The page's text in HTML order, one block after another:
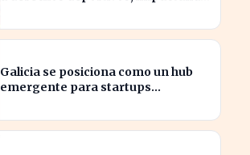
Galicia se posiciona como un hub
emergente para startups